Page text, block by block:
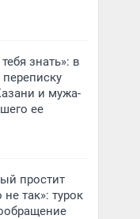
знать»: в
и мужа-
ее
простит
так»: турок